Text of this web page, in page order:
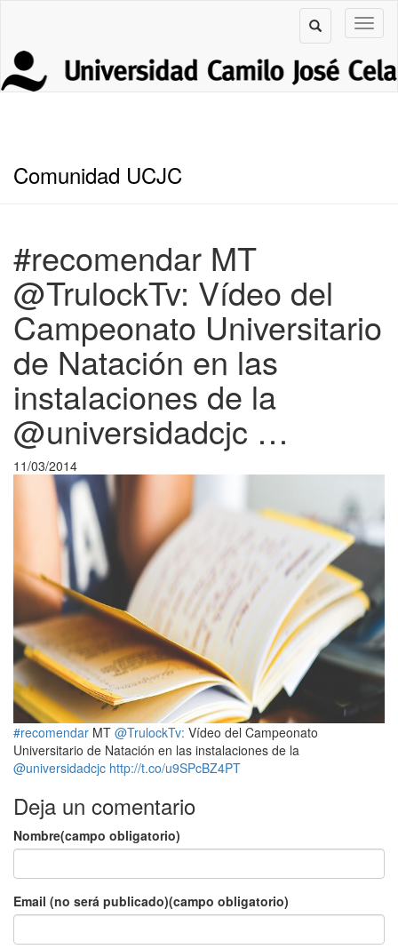
Comunidad UCJC
#recomendar MT
@TrulockTv: Vídeo del
Campeonato Universitario
de Natación en las
instalaciones de la
@universidadcjc …
11/03/2014
#recomendar MT @TrulockTv: Vídeo del Campeonato
Universitario de Natación en las instalaciones de la
@universidadcjc http://t.co/u9SPcBZ4PT
Deja un comentario
Nombre(campo obligatorio)
Email (no será publicado)(campo obligatorio)